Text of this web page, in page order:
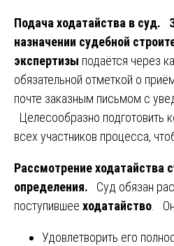
Подача ходатайства в суд.
назначении судебной
экспертизы подаётся через
обязательной отметкой о
почте заказным письмом с
Целесообразно подготовить
всех участников процесса,
Рассмотрение ходатайства
определения.
Суд обязан
поступившее ходатайство .
Удовлетворить его